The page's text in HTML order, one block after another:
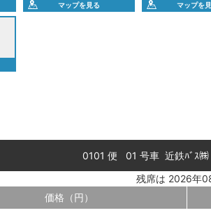
マップを見る マップを
0101 便 01 号車 近鉄ﾊﾞｽ㈱
残席は 2026年
価格（円）